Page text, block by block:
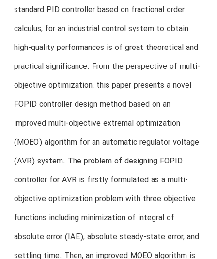
standard PID controller based on fractional order
calculus, for an industrial control system to obtain
high-quality performances is of great theoretical and
practical significance. From the perspective of multi-
objective optimization, this paper presents a novel
FOPID controller design method based on an
improved multi-objective extremal optimization
(MOEO) algorithm for an automatic regulator voltage
(AVR) system. The problem of designing FOPID
controller for AVR is firstly formulated as a multi-
objective optimization problem with three objective
functions including minimization of integral of
absolute error (IAE), absolute steady-state error, and
settling time. Then, an improved MOEO algorithm is